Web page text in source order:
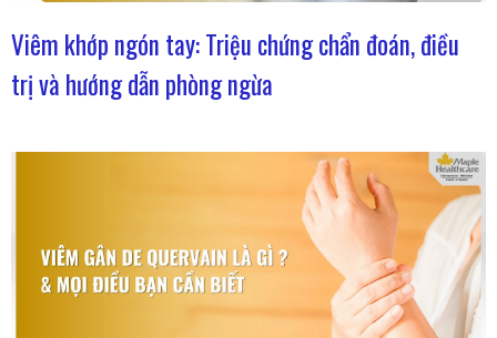
Viêm khớp ngón tay: Triệu chứng chẩn đoán, điều
trị và hướng dẫn phòng ngừa